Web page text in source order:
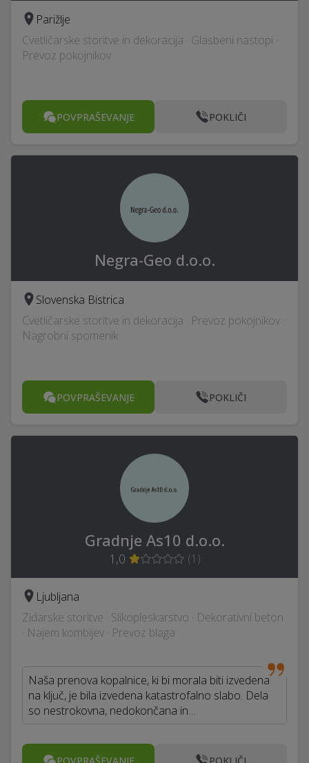
Parižlje
Cvetličarske storitve in dekoracija · Glasbeni nastopi ·
Prevoz pokojnikov
POVPRAŠEVANJE POKLIČI
Negra-Geo d.o.o.
Slovenska Bistrica
Cvetličarske storitve in dekoracija · Prevoz pokojnikov ·
Nagrobni spomenik
POVPRAŠEVANJE POKLIČI
Gradnje As10 d.o.o.
1,0 (1 )
Ljubljana
Zidarske storitve · Slikopleskarstvo · Dekorativni beton
· Najem kombijev · Prevoz blaga
Naša prenova kopalnice, ki bi morala biti izvedena
na ključ, je bila izvedena katastrofalno slabo. Dela
so nestrokovna, nedokončana in…